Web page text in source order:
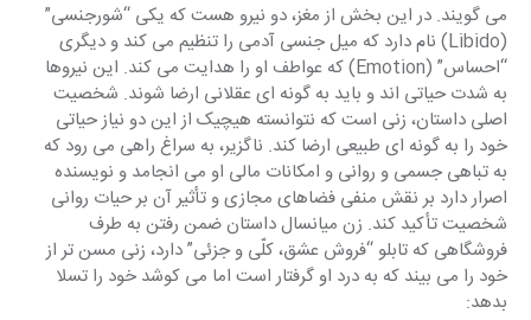
می گویند. در این بخش از مغز، دو نیرو هست که یکی “شورجنسی”
(Libido) نام دارد که میل جنسی آدمی را تنظیم می کند و دیگری
“احساس” (Emotion) که عواطف او را هدایت می کند. این نیروها
به شدت حیاتی اند و باید به گونه ای عقلانی ارضا شوند. شخصیت
اصلی داستان، زنی است که نتوانسته هیچیک از این دو نیاز حیاتی
خود را به گونه ای طبیعی ارضا کند. ناگزیر، به سراغ راهی می رود که
به تباهی جسمی و روانی و امکانات مالی او می انجامد و نویسنده
اصرار دارد بر نقش منفی فضاهای مجازی و تأثیر آن بر حیات روانی
شخصیت تأکید کند. زن میانسال داستان ضمن رفتن به طرف
فروشگاهی که تابلو “فروش عشق، کلّی و جزئی” دارد، زنی مسن تر از
خود را می بیند که به درد او گرفتار است اما می کوشد خود را تسلا
بدهد: